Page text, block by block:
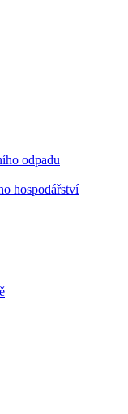
odpadu
hospodářství